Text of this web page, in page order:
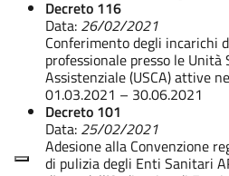
Decreto 116
Data: 26/02/2021
Conferimento degli incarichi
professionale presso le
Assistenziale (USCA) attive
01.03.2021 – 30.06.2021
Decreto 101
Data: 25/02/2021
Adesione alla Convenzione
di pulizia degli Enti Sanitari